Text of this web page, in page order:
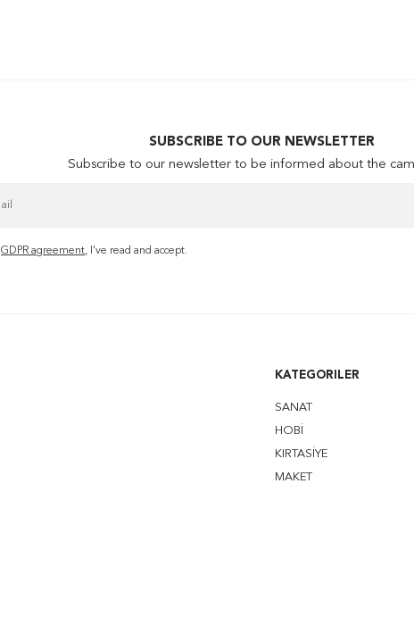
SUBSCRIBE TO OUR NEWSLETTER
Subscribe to our newsletter to be informed about the
GDPR agreement, I've read and accept.
KATEGORILER
SANAT
HOBİ
KIRTASİYE
MAKET